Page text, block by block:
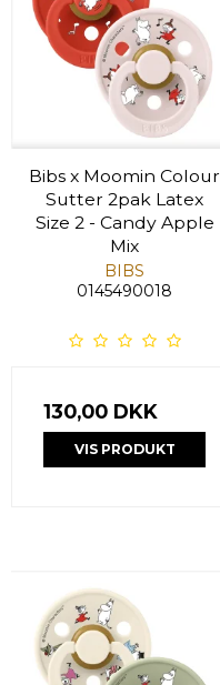
Bibs x Moomin Colour
Sutter 2pak Latex
Size 2 - Candy Apple
Mix
BIBS
0145490018
130,00 DKK
VIS PRODUKT